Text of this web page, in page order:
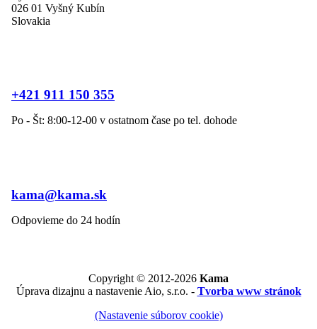
026 01 Vyšný Kubín
Slovakia
+421 911 150 355
Po - Št: 8:00-12-00 v ostatnom čase po tel. dohode
kama@kama.sk
Odpovieme do 24 hodín
Copyright © 2012-2026 Kama
Úprava dizajnu a nastavenie Aio, s.r.o. - Tvorba www stránok
(Nastavenie súborov cookie)